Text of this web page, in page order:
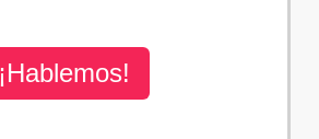
¡Hablemos!